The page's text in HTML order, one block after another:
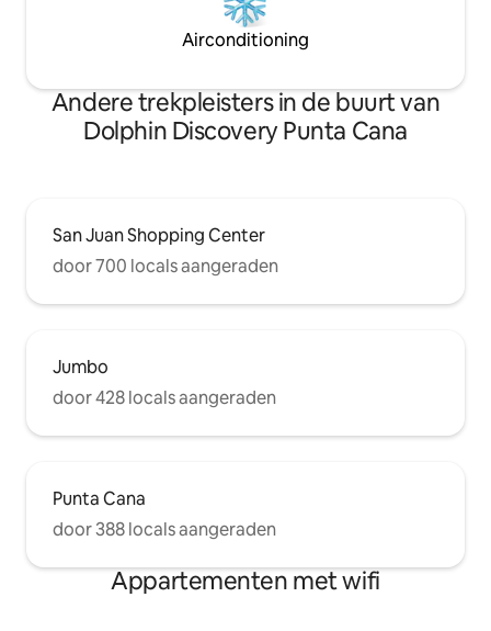
Airconditioning
Andere trekpleisters in de buurt van
Dolphin Discovery Punta Cana
San Juan Shopping Center
door 700 locals aangeraden
Jumbo
door 428 locals aangeraden
Punta Cana
door 388 locals aangeraden
Appartementen met wifi